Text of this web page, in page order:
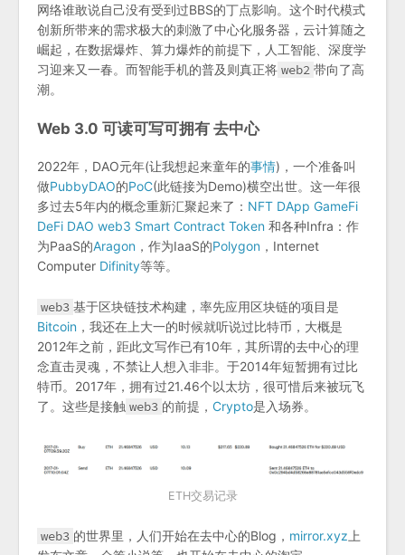
网络谁敢说自己没有受到过BBS的丁点影响。这个时代模式
创新所带来的需求极大的刺激了中心化服务器，云计算随之
崛起，在数据爆炸、算力爆炸的前提下，人工智能、深度学
习迎来又一春。而智能手机的普及则真正将 web2 带向了高
潮。
Web 3.0 可读可写可拥有 去中心
2022年，DAO元年(让我想起来童年的事情)，一个准备叫
做PubbyDAO的PoC(此链接为Demo)横空出世。这一年很
多过去5年内的概念重新汇聚起来了： NFT DApp GameFi
DeFi DAO web3 Smart Contract Token 和各种Infra：作
为PaaS的Aragon ，作为IaaS的Polygon ，Internet
Computer Difinity等等。
web3 基于区块链技术构建，率先应用区块链的项目是
Bitcoin ，我还在上大一的时候就听说过比特币，大概是
2012年之前，距此文写作已有10年，其所谓的去中心的理
念直击灵魂，不禁让人想入非非。于2014年短暂拥有过比
特币。2017年，拥有过21.46个以太坊，很可惜后来被玩飞
了。这些是接触 web3 的前提， Crypto是入场券。
ETH交易记录
web3 的世界里，人们开始在去中心的Blog， mirror.xyz 上